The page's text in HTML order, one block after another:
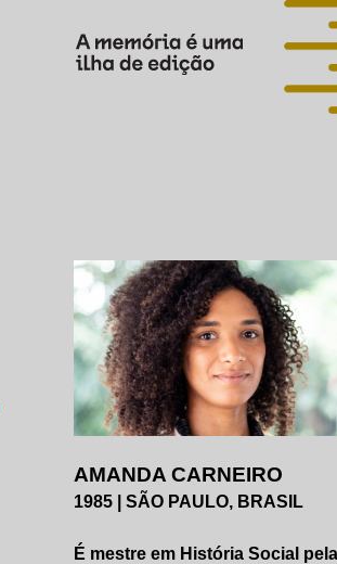
AMANDA CARNEIRO
1985 | SÃO PAULO, BRASIL
É mestre em História Social pela